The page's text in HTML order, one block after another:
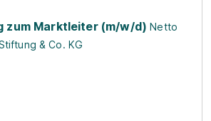
zum Marktleiter (m/w/d) Netto
& Co. KG